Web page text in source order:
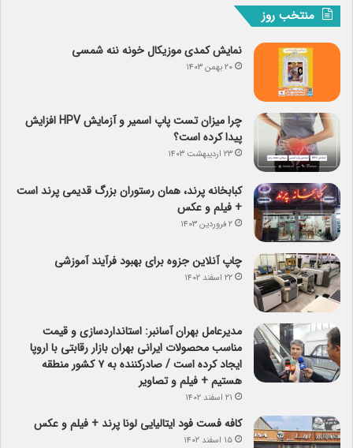
منتخب روز
نمایش کمدی موزیکال خونه ننه شمسی
۲۰ بهمن ۱۴۰۳
چرا میزان تست پاپ اسمیر و آزمایش HPV افزایش
پیدا کرده است؟
۲۳ اردیبهشت ۱۴۰۳
کبابخانه پرند، همان رستوران بزرگ قدیمی پرند است
+ فیلم و عکس
۲ فروردین ۱۴۰۳
چاپ آنلاین جزوه برای بهبود فرآیند آموزشی
۲۲ اسفند ۱۴۰۲
مدیرعامل بهران آسانبر: استانداردسازی و قیمت
مناسب محصولات ایرانی بهران بازار رقابتی با اروپا
ایجاد کرده است / صادرکننده به ۷ کشور منطقه
هستیم + فیلم و تصاویر
۲۱ اسفند ۱۴۰۲
کافه فست فود ایتالیایی لونا پرند + فیلم و عکس
۱۵ اسفند ۱۴۰۲